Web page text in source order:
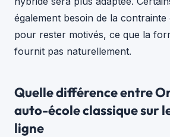
également besoin de la contrainte
pour rester motivés, ce que la
fournit pas naturellement.
Quelle différence entre
auto-école classique sur
ligne